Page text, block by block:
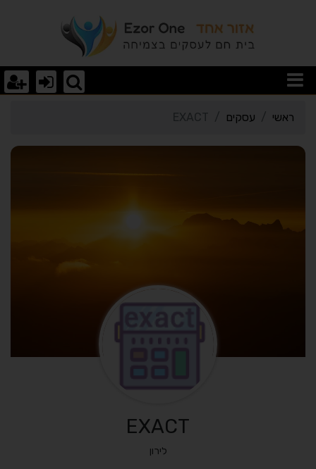
פרטי כרטיס העסק EXACT
ראשי עסקים EXACT
EXACT
לירון